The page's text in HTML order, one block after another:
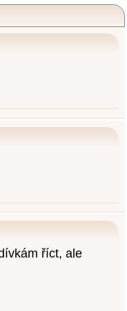
říct, ale